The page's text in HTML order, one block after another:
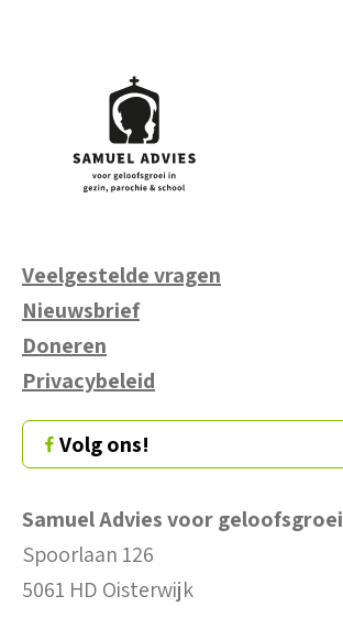
Veelgestelde vragen
Nieuwsbrief
Doneren
Privacybeleid
Volg ons!
Samuel Advies voor geloofsgroei
Spoorlaan 126
5061 HD Oisterwijk